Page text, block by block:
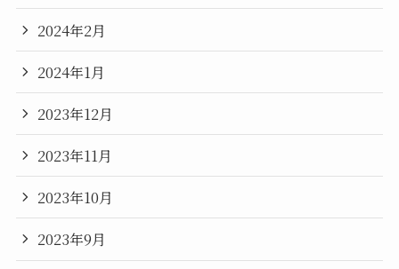
2024年2月
2024年1月
2023年12月
2023年11月
2023年10月
2023年9月